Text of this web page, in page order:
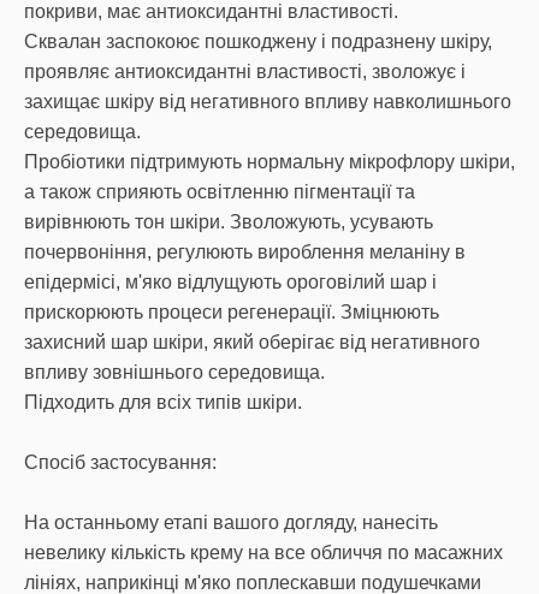
покриви, має антиоксидантні властивості.
Сквалан заспокоює пошкоджену і подразнену шкіру,
проявляє антиоксидантні властивості, зволожує і
захищає шкіру від негативного впливу навколишнього
середовища.
Пробіотики підтримують нормальну мікрофлору шкіри,
а також сприяють освітленню пігментації та
вирівнюють тон шкіри. Зволожують, усувають
почервоніння, регулюють вироблення меланіну в
епідермісі, м'яко відлущують ороговілий шар і
прискорюють процеси регенерації. Зміцнюють
захисний шар шкіри, який оберігає від негативного
впливу зовнішнього середовища.
Підходить для всіх типів шкіри.
Спосіб застосування:
На останньому етапі вашого догляду, нанесіть
невелику кількість крему на все обличчя по масажних
лініях, наприкінці м'яко поплескавши подушечками